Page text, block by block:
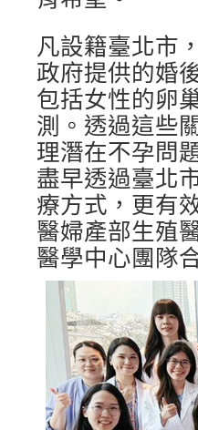
凡設籍臺北市
政府提供的婚
包括女性的卵
測。透過這些
理潛在不孕問
盡早透過臺北
療方式，更有
醫婦產部生殖
醫學中心團隊